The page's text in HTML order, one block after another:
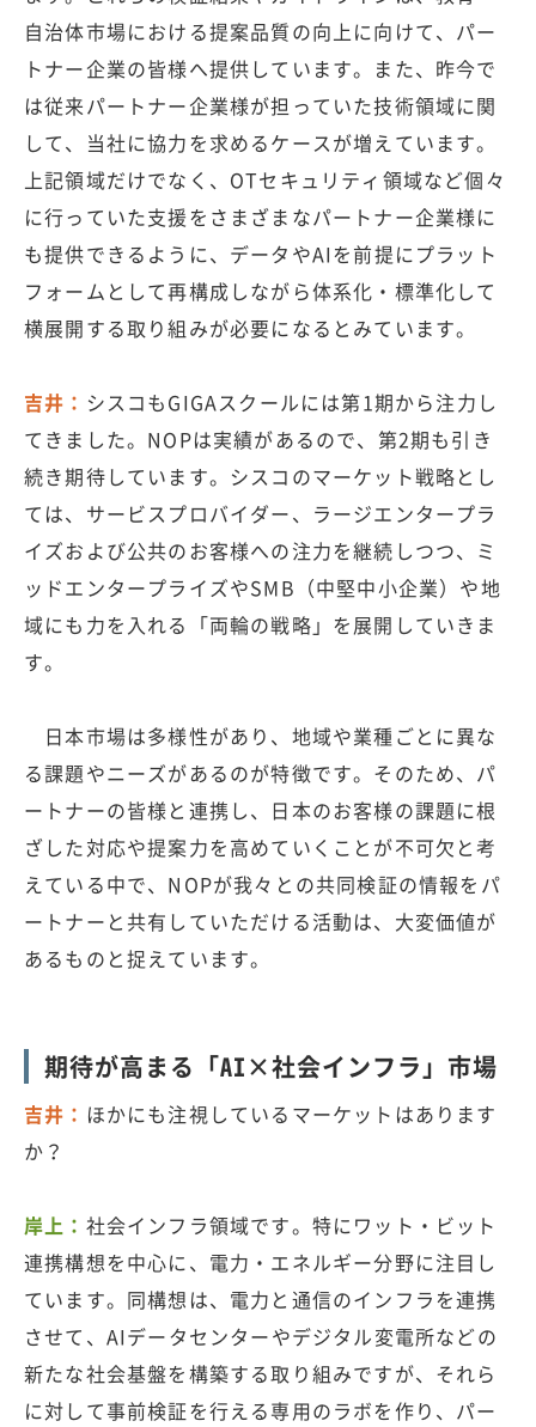
自治体市場における提案品質の向上に向けて、パー
トナー企業の皆様へ提供しています。また、昨今で
は従来パートナー企業様が担っていた技術領域に関
して、当社に協力を求めるケースが増えています。
上記領域だけでなく、OTセキュリティ領域など個々
に行っていた支援をさまざまなパートナー企業様に
も提供できるように、データやAIを前提にプラット
フォームとして再構成しながら体系化・標準化して
横展開する取り組みが必要になるとみています。
吉井： シスコもGIGAスクールには第1期から注力し
てきました。NOPは実績があるので、第2期も引き
続き期待しています。シスコのマーケット戦略とし
ては、サービスプロバイダー、ラージエンタープラ
イズおよび公共のお客様への注力を継続しつつ、ミ
ッドエンタープライズやSMB（中堅中小企業）や地
域にも力を入れる「両輪の戦略」を展開していきま
す。
日本市場は多様性があり、地域や業種ごとに異な
る課題やニーズがあるのが特徴です。そのため、パ
ートナーの皆様と連携し、日本のお客様の課題に根
ざした対応や提案力を高めていくことが不可欠と考
えている中で、NOPが我々との共同検証の情報をパ
ートナーと共有していただける活動は、大変価値が
あるものと捉えています。
期待が高まる「AI×社会インフラ」市場
吉井： ほかにも注視しているマーケットはあります
か？
岸上： 社会インフラ領域です。特にワット・ビット
連携構想を中心に、電力・エネルギー分野に注目し
ています。同構想は、電力と通信のインフラを連携
させて、AIデータセンターやデジタル変電所などの
新たな社会基盤を構築する取り組みですが、それら
に対して事前検証を行える専用のラボを作り、パー